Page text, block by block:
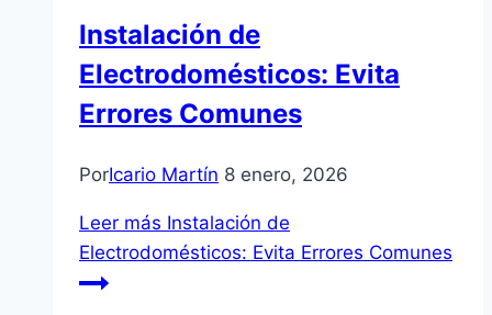
Instalación de
Electrodomésticos: Evita
Errores Comunes
PorIcario Martín 8 enero, 2026
Leer más Instalación de
Electrodomésticos: Evita Errores Comunes